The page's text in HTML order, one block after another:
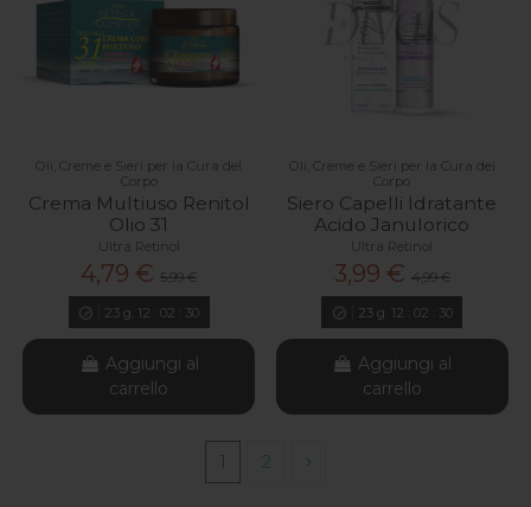
Oli, Creme e Sieri per la Cura del
Corpo
Crema Multiuso Renitol
Olio 31
Ultra Retinol
4,79 € 5,99 €
23g. 12 02 29
Aggiungi al
carrello
Oli, Creme e Sieri per la Cura del
Corpo
Siero Capelli Idratante
Acido Janulorico
Ultra Retinol
3,99 € 4,99 €
23g. 12 02 29
Aggiungi al
carrello
1 2